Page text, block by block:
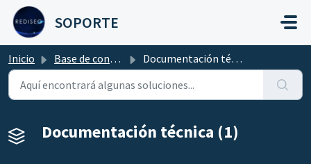
Saltar al contenido principal
SOPORTE
Inicio Base de conocimientos Documentación técnica
Documentación técnica (1)